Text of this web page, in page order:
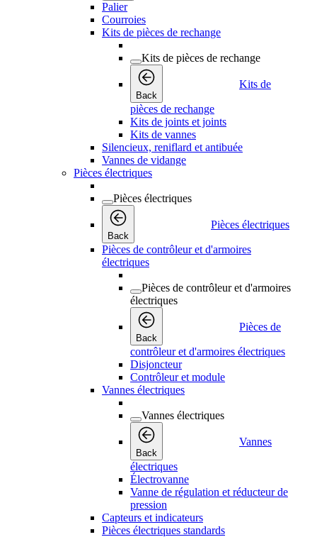
Palier
Courroies
Kits de pièces de rechange
Kits de pièces de rechange
Back
Kits de
pièces de rechange
Kits de joints et joints
Kits de vannes
Silencieux, reniflard et antibuée
Vannes de vidange
Pièces électriques
Pièces électriques
Back
Pièces électriques
Pièces de contrôleur et d'armoires
électriques
Pièces de contrôleur et d'armoires
électriques
Back
Pièces de
contrôleur et d'armoires électriques
Disjoncteur
Contrôleur et module
Vannes électriques
Vannes électriques
Back
Vannes
électriques
Électrovanne
Vanne de régulation et réducteur de
pression
Capteurs et indicateurs
Pièces électriques standards